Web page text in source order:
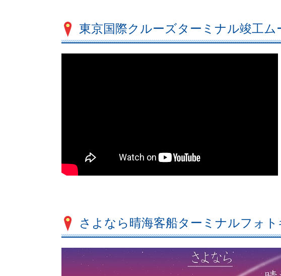
東京国際クルーズターミナル竣工ム
さよなら晴海客船ターミナルフォ